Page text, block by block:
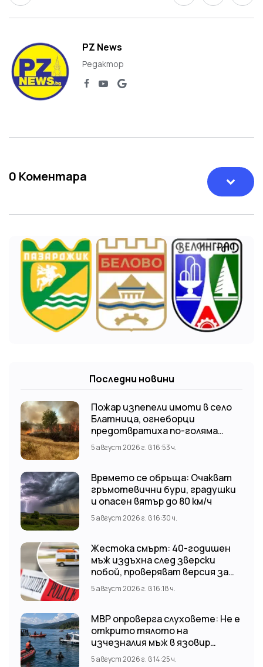
PZ News
Редактор
0 Коментара
Последни новини
Пожар изпепели имоти в село
Блатница, огнеборци
предотвратиха по-голяма
трагедия
5 август 2026 г. в 16:53 ч.
Времето се обръща: Очакват
гръмотевични бури, градушки
и опасен вятър до 80 км/ч
5 август 2026 г. в 16:30 ч.
Жестока смърт: 40-годишен
мъж издъхна след зверски
побой, проверяват версия за
нападение от тийнейджъри
5 август 2026 г. в 16:18 ч.
МВР опроверга слуховете: Не е
открито тялото на
изчезналия мъж в язовир
„Доспат“ Издирвателната
5 август 2026 г. в 14:25 ч.